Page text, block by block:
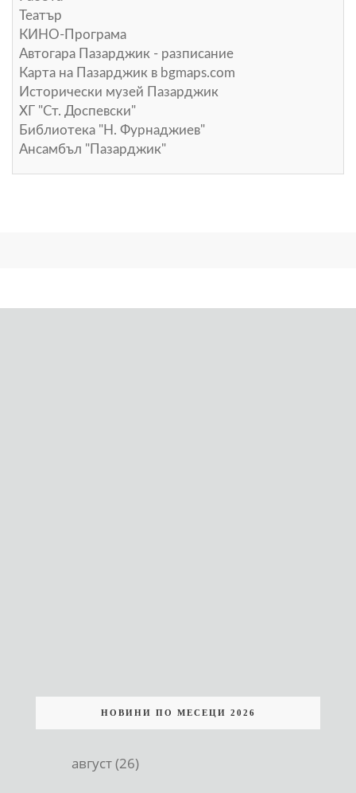
Театър
КИНО-Програма
Автогара Пазарджик - разписание
Карта на Пазарджик в bgmaps.com
Исторически музей Пазарджик
ХГ "Ст. Доспевски"
Библиотека "Н. Фурнаджиев"
Ансамбъл "Пазарджик"
НОВИНИ ПО МЕСЕЦИ 2026
август (26)